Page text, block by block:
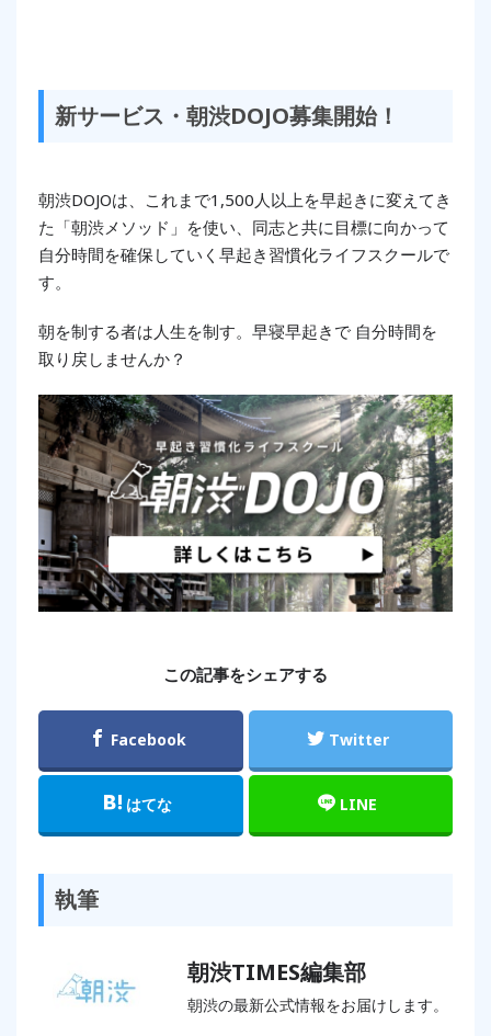
新サービス・朝渋DOJO募集開始！
朝渋DOJOは、これまで1,500人以上を早起きに変えてき
た「朝渋メソッド」を使い、同志と共に目標に向かって
自分時間を確保していく早起き習慣化ライフスクールで
す。
朝を制する者は人生を制す。早寝早起きで 自分時間を
取り戻しませんか？
この記事をシェアする
Facebook Twitter
はてな LINE
執筆
朝渋TIMES編集部
朝渋の最新公式情報をお届けします。